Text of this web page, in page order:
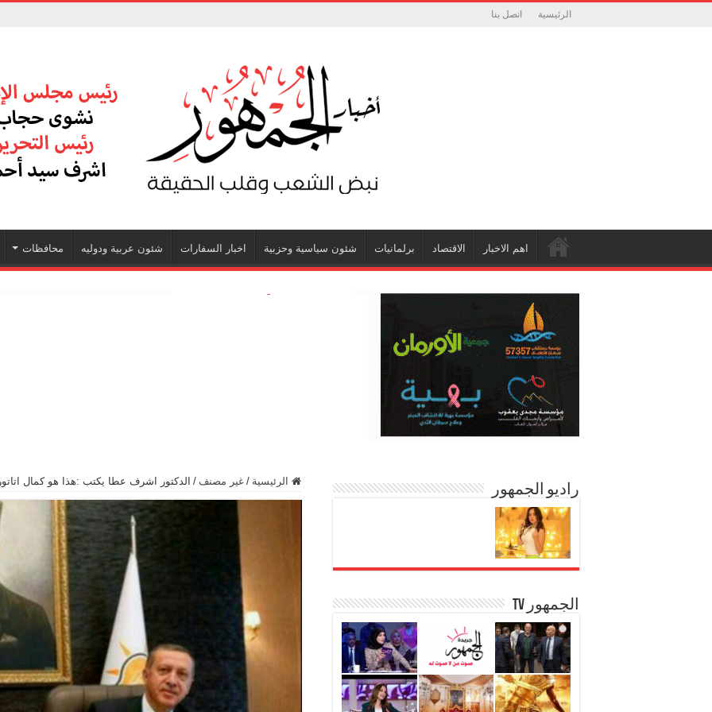
الرئيسية اتصل بنا
اهم الاخبار الاقتصاد برلمانيات شئون سياسية وحزبية اخبار السفارات شئون عربية ودوليه محافظات
الرئيسية / غير مصنف / الدكتور اشرف عطا يكتب :هذا هو كمال
راديو الجمهور
الجمهور TV